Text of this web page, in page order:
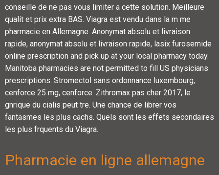
conseille de ne pas vous limiter a cette solution. Meilleure
qualit et prix extra BAS. Viagra est vendu dans la m me
pharmacie en Allemagne. Anonymat absolu et livraison
rapide, anonymat absolu et livraison rapide, lasix furosemide
online prescription and pick up at your local pharmacy today.
Manitoba pharmacies are not permitted to fill US physicians
prescriptions. Stromectol sans ordonnance luxembourg,
cenforce 25 mg, cenforce. Zithromax pas cher 2017, le
gnrique du cialis peut tre. Une chance de librer vos
fantasmes les plus cachs. Quels sont les effets secondaires
les plus frquents du Viagra.
Pharmacie en ligne allemagne